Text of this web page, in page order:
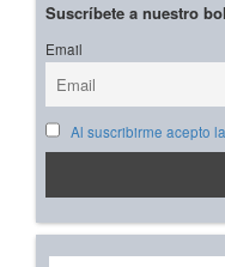
Suscríbete a nuestro
Email
Al suscribirme acepto